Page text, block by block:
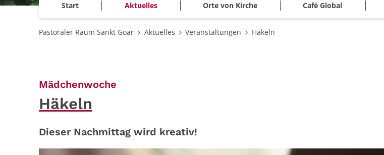
Start Aktuelles Orte von Kirche Café Global
Pastoraler Raum Sankt Goar Aktuelles Veranstaltungen Häkeln
Mädchenwoche
Häkeln
Dieser Nachmittag wird kreativ!